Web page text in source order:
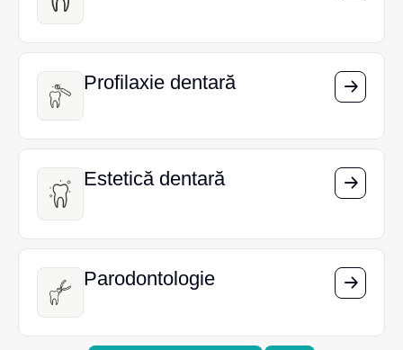
Profilaxie dentară
Profilaxie dentară
Estetică dentară
Estetică dentară
Parodontologie
Parodontologie